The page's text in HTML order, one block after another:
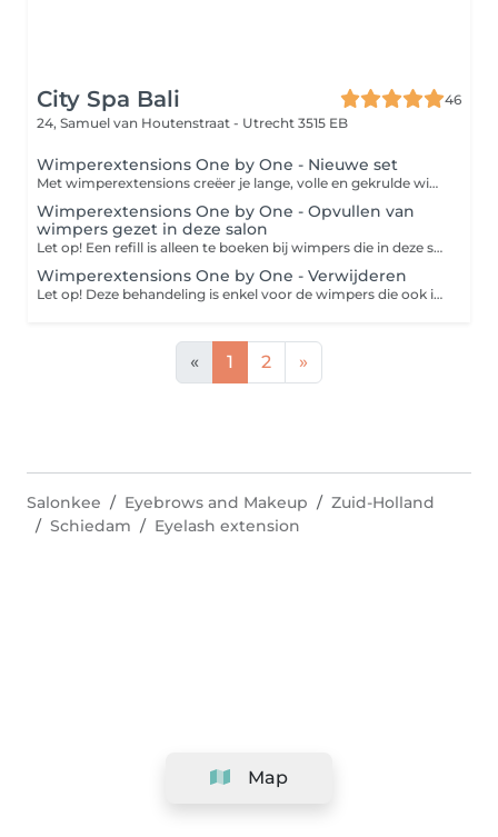
City Spa Bali
46
24, Samuel van Houtenstraat - Utrecht 3515 EB
Wimperextensions One by One - Nieuwe set
Met wimperextensions creëer je lange, volle en gekrulde wimpers zonder gebruik van mascara. Wimperextensions kunnen worden gezet op alle soorten wimpers, zelfs op zeer korte of rechte wimpers. Middels de One-by-One techniek wordt op elke afzonderlijke wimper zorgvuldig een enkele wimperextension geplaatst. Deze techniek geeft een intens maar natuurlijke ogend resultaat.
Wimperextensions One by One - Opvullen van
wimpers gezet in deze salon
Let op! Een refill is alleen te boeken bij wimpers die in deze salon zijn gezet.
Wimperextensions One by One - Verwijderen
Let op! Deze behandeling is enkel voor de wimpers die ook in deze salon gezet zijn.
« 1 2 »
Map
Salonkee Eyebrows and Makeup
Zuid-Holland
Schiedam
Eyelash extension